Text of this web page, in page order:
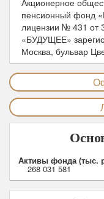
Акционерное
пенсионный фонд
лицензии № 431 от
«БУДУЩЕЕ»
Москва, бульвар
Активы фонда (тыс.
268 031 581